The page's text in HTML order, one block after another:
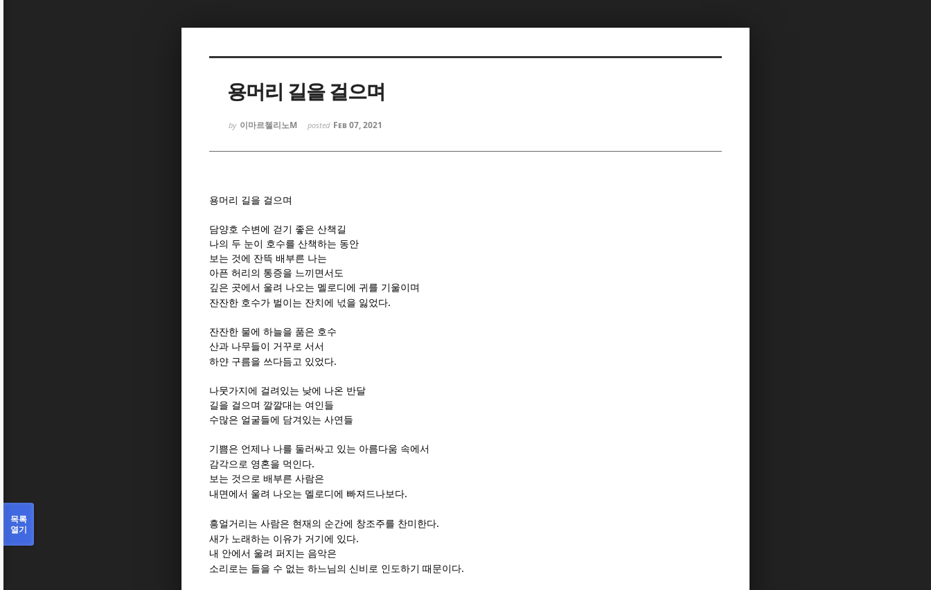
용머리 길을 걸으며
by 이마르첼리노M posted Feb 07, 2021
용머리 길을 걸으며
담양호 수변에 걷기 좋은 산책길
나의 두 눈이 호수를 산책하는 동안
보는 것에 잔뜩 배부른 나는
아픈 허리의 통증을 느끼면서도
깊은 곳에서 울려 나오는 멜로디에 귀를 기울이며
잔잔한 호수가 벌이는 잔치에 넋을 잃었다.
잔잔한 물에 하늘을 품은 호수
산과 나무들이 거꾸로 서서
하얀 구름을 쓰다듬고 있었다.
나뭇가지에 걸려있는 낮에 나온 반달
길을 걸으며 깔깔대는 여인들
수많은 얼굴들에 담겨있는 사연들
기쁨은 언제나 나를 둘러싸고 있는 아름다움 속에서
감각으로 영혼을 먹인다.
보는 것으로 배부른 사람은
내면에서 울려 나오는 멜로디에 빠져드나보다.
흥얼거리는 사람은 현재의 순간에 창조주를 찬미한다.
새가 노래하는 이유가 거기에 있다.
내 안에서 울려 퍼지는 음악은
소리로는 들을 수 없는 하느님의 신비로 인도하기 때문이다.
목록
열기
Sketchbook5, 스케치북5
Sketchbook5, 스케치북5